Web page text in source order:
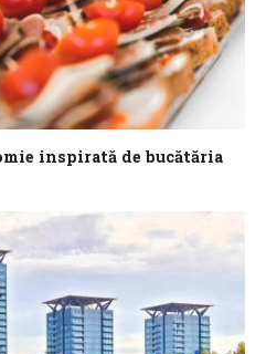
inspirată de bucătăria
of Transylvania, prima școală